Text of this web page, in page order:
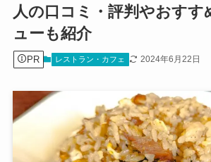
人の口コミ・評判やおすす
ューも紹介
PR レストラン・カフェ 2024年6月22日